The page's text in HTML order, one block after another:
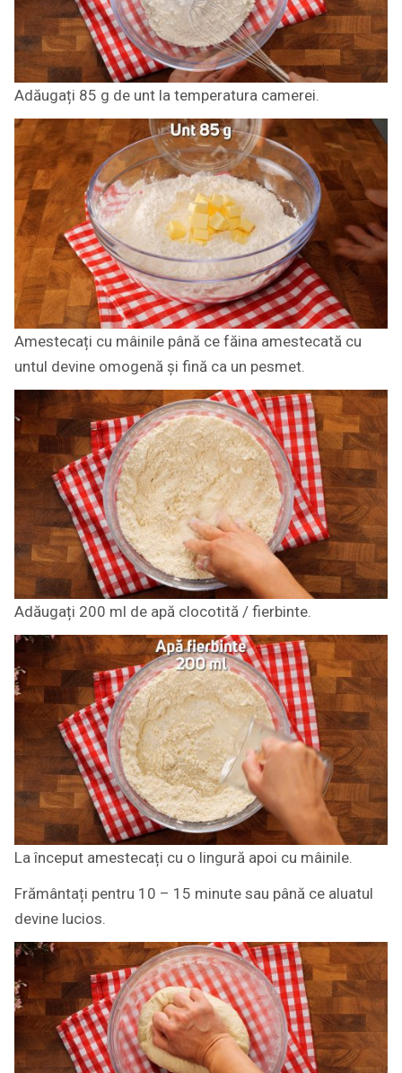
Adăugați 85 g de unt la temperatura camerei.
Amestecați cu mâinile până ce făina amestecată cu
untul devine omogenă și fină ca un pesmet.
Adăugați 200 ml de apă clocotită / fierbinte.
La început amestecați cu o lingură apoi cu mâinile.
Frământați pentru 10 – 15 minute sau până ce aluatul
devine lucios.